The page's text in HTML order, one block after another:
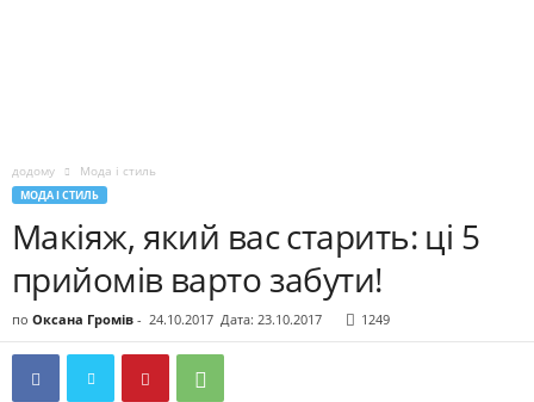
додому Мода і стиль
МОДА І СТИЛЬ
Макіяж, який вас старить: ці 5
прийомів варто забути!
по Оксана Громів - 24.10.2017 Дата: 23.10.2017 1249